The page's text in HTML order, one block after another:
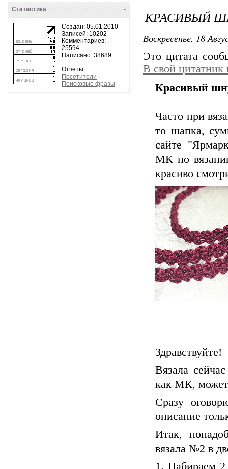
-
Статистика
Создан: 05.01.2010
Записей: 10202
Комментариев:
25594
Написано: 38689
Отчеты:
Посетители
Поисковые фразы
КРАСИВЫЙ
Воскресенье, 18
Это цитата
В свой цитатник
Красивый
Часто при
то шапка,
сайте
МК по
красиво
Здравствуйте!
Вязала
как МК, может
Сразу
описание
Итак,
вязала №2 в
1. Набираем